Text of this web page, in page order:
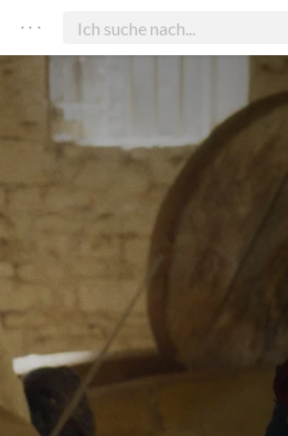
. . .